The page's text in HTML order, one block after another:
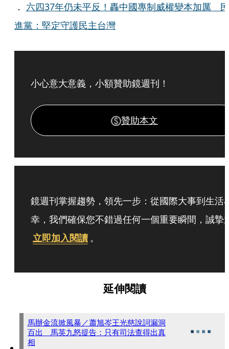
． 六四37年仍未平反！轟中國專制威權變本加厲 民
進黨：堅定守護民主台灣
小心意大意義，小額贊助鏡週刊！
贊助本文
鏡週刊掌握趨勢，領先一步：從國際大事到生活
幸，我們確保您不錯過任何一個重要瞬間，誠摯
立即加入閱讀 。
延伸閱讀
馬辦金流掀風暴／蕭旭岑王光慈說詞漏洞
百出 馬英九怒提告：只有司法查得出真
相